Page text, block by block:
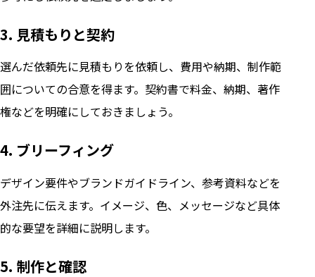
3. 見積もりと契約
選んだ依頼先に見積もりを依頼し、費用や納期、制作範
囲についての合意を得ます。契約書で料金、納期、著作
権などを明確にしておきましょう。
4. ブリーフィング
デザイン要件やブランドガイドライン、参考資料などを
外注先に伝えます。イメージ、色、メッセージなど具体
的な要望を詳細に説明します。
5. 制作と確認